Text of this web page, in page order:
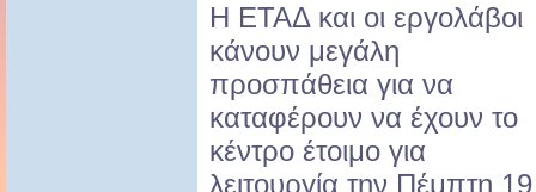
Η ΕΤΑΔ και οι εργολάβοι
κάνουν μεγάλη
προσπάθεια για να
καταφέρουν να έχουν το
κέντρο έτοιμο για
λειτουργία την Πέμπτη 19